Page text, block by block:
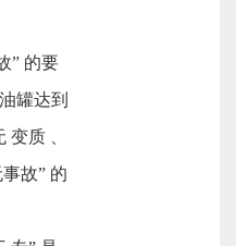
” 的要
罐达到
变质 、
故” 的